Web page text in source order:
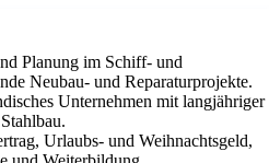
Planung im Schiff- und
Neubau- und Reparaturprojekte.
Unternehmen mit langjähriger
Urlaubs- und Weihnachtsgeld,